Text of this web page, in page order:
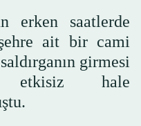
erken saatlerde
ait bir cami
girmesi
etkisiz hale